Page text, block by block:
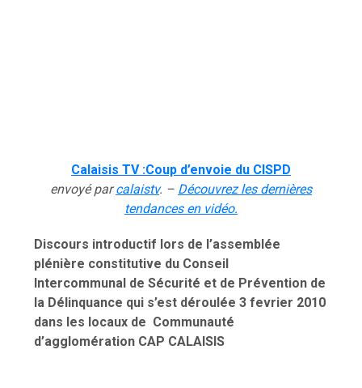
Calaisis TV :Coup d’envoie du CISPD
envoyé parcalaistv. – Découvrez les dernières
tendances en vidéo.
Discours introductif lors de l’assemblée
plénière constitutive du Conseil
Intercommunal de Sécurité et de Prévention de
la Délinquance qui s’est déroulée 3 fevrier 2010
dans les locaux de Communauté
d’agglomération CAP CALAISIS